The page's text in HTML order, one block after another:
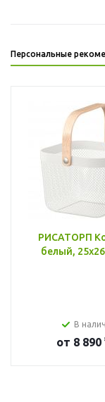
Персональные
РИСАТОРП
белый,
В
от 8 890